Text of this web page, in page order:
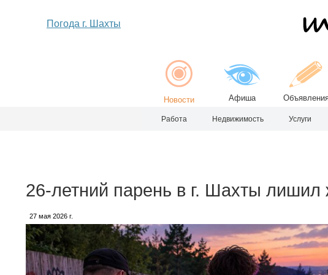
Погода г. Шахты
Новости Афиша
Работа Недвижимость Услуги
26-летний парень в г. Шахты лишил
27 мая 2026 г.